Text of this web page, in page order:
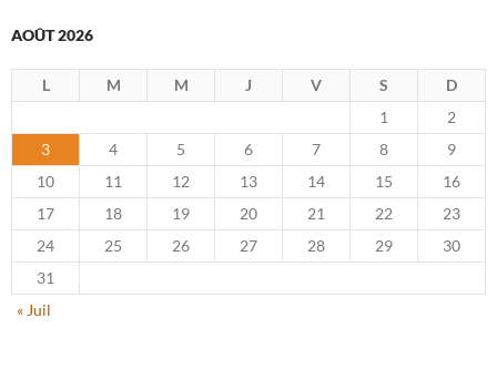
AOÛT 2026
L M M J V S
D
1
2
3
4 5 6 7 8
9
10
11 12 13 14 15
16
17
18 19 20 21 22
23
24
25 26 27 28 29
30
31
« Juil